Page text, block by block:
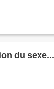
du sexe...